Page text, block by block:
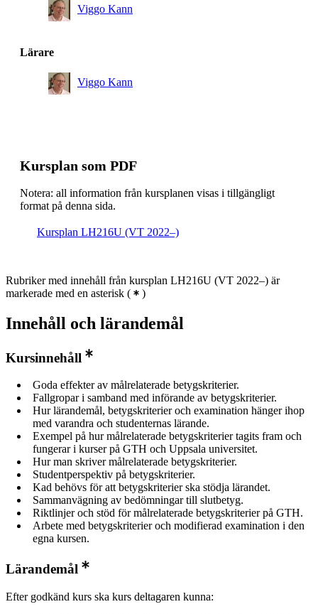
Viggo Kann
Lärare
Viggo Kann
Kursplan som PDF
Notera: all information från kursplanen visas i tillgängligt
format på denna sida.
Kursplan LH216U (VT 2022–)
Rubriker med innehåll från kursplan LH216U (VT 2022–) är
markerade med en asterisk ( )
Innehåll och lärandemål
Kursinnehåll
Goda effekter av målrelaterade betygskriterier.
Fallgropar i samband med införande av betygskriterier.
Hur lärandemål, betygskriterier och examination hänger ihop
med varandra och studenternas lärande.
Exempel på hur målrelaterade betygskriterier tagits fram och
fungerar i kurser på GTH och Uppsala universitet.
Hur man skriver målrelaterade betygskriterier.
Studentperspektiv på betygskriterier.
Kad behövs för att betygskriterier ska stödja lärandet.
Sammanvägning av bedömningar till slutbetyg.
Riktlinjer och stöd för målrelaterade betygskriterier på GTH.
Arbete med betygskriterier och modifierad examination i den
egna kursen.
Lärandemål
Efter godkänd kurs ska kurs deltagaren kunna: